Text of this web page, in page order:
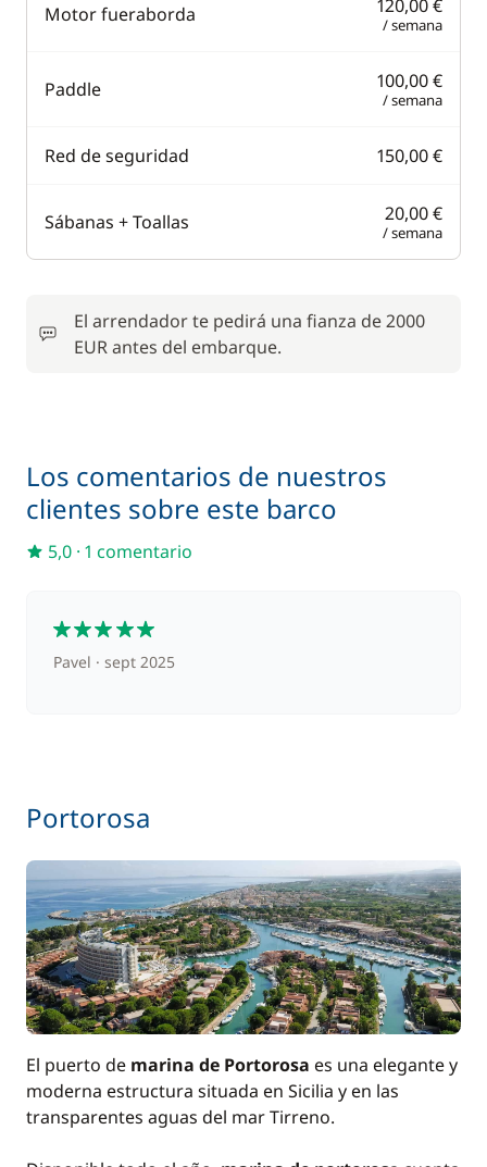
Motor fueraborda 120,00 €
/ semana
Paddle 100,00 €
/ semana
Red de seguridad 150,00 €
Sábanas + Toallas 20,00 €
/ semana
El arrendador te pedirá una fianza de 2000
EUR antes del embarque.
Los comentarios de nuestros
clientes sobre este barco
5,0 · 1 comentario
Pavel sept 2025
Portorosa
El puerto de marina de Portorosa es una elegante y
moderna estructura situada en Sicilia y en las
transparentes aguas del mar Tirreno.